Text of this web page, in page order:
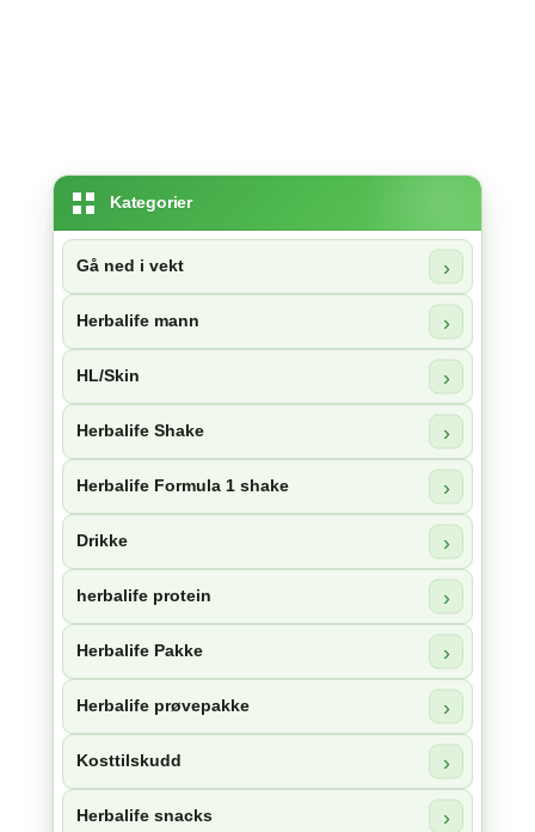
Kategorier
Gå ned i vekt
Herbalife mann
HL/Skin
Herbalife Shake
Herbalife Formula 1 shake
Drikke
herbalife protein
Herbalife Pakke
Herbalife prøvepakke
Kosttilskudd
Herbalife snacks